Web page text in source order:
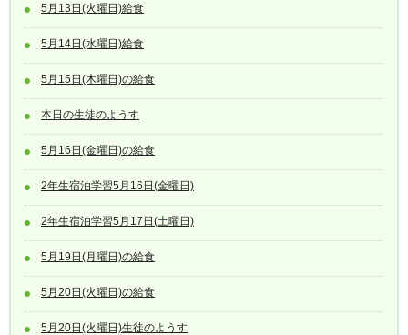
5月13日(火曜日)給食
5月14日(水曜日)給食
5月15日(木曜日)の給食
本日の生徒のようす
5月16日(金曜日)の給食
2年生宿泊学習5月16日(金曜日)
2年生宿泊学習5月17日(土曜日)
5月19日(月曜日)の給食
5月20日(火曜日)の給食
5月20日(火曜日)生徒のようす